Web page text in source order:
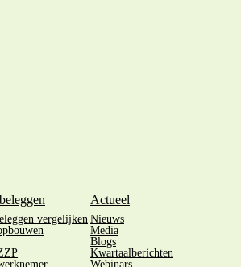
vergelijken
Actueel
Nieuws
Media
Blogs
Kwartaalberichten
Webinars